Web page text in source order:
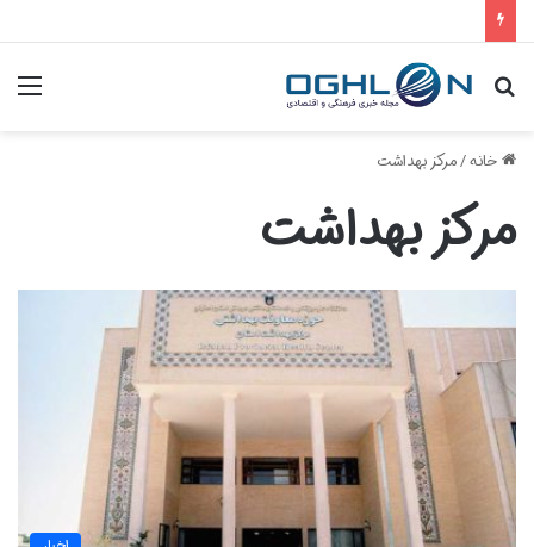
جستجو
خانه/مرکز بهداشت
مرکز بهداشت